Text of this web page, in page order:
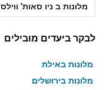
מלונות ב ניו סאות' ווילס
לבקר ביעדים מובילים
מלונות באילת
מלונות בירושלים